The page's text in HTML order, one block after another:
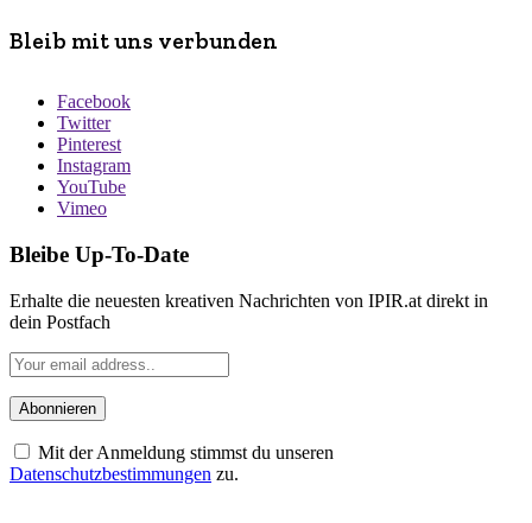
Bleib mit uns verbunden
Facebook
Twitter
Pinterest
Instagram
YouTube
Vimeo
Bleibe Up-To-Date
Erhalte die neuesten kreativen Nachrichten von IPIR.at direkt in
dein Postfach
Mit der Anmeldung stimmst du unseren
Datenschutzbestimmungen zu.